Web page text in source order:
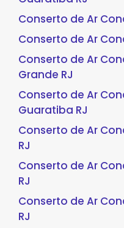
Conserto de Ar
Conserto de Ar
Conserto de Ar
Grande RJ
Conserto de Ar
Guaratiba RJ
Conserto de Ar
RJ
Conserto de Ar
RJ
Conserto de Ar
RJ